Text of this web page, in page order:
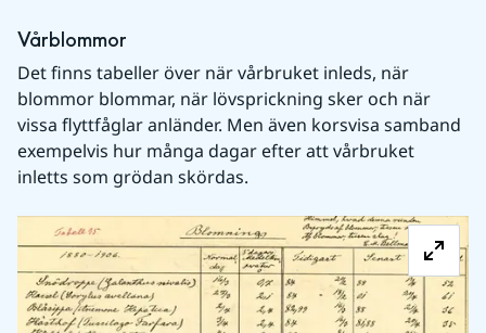
Vårblommor
Det finns tabeller över när vårbruket inleds, när
blommor blommar, när lövsprickning sker och när
vissa flyttfåglar anländer. Men även korsvisa samband
exempelvis hur många dagar efter att vårbruket
inletts som grödan skördas.